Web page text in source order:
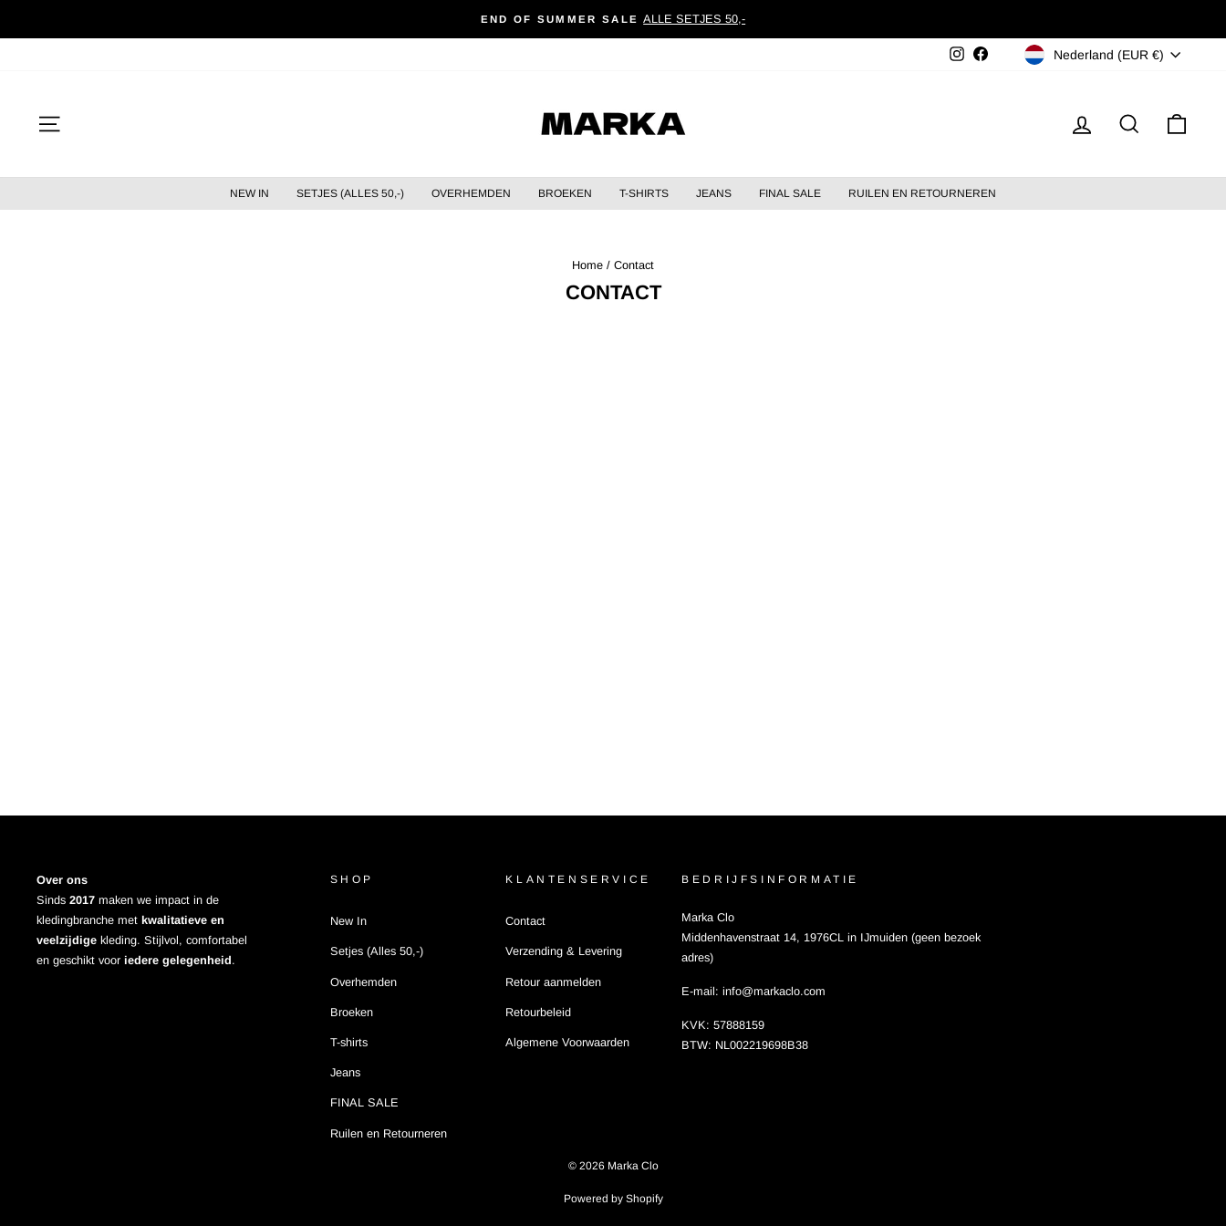
â
naar
END OF SUMMER SALE ALLE SETJES 50,-
InstagramFacebook
MUNTEENHEID
Nederland (EUR €)
Inloggen Zoeken
NEW IN SETJES (ALLES 50,-) OVERHEMDEN BROEKEN T-SHIRTS JEANS FINAL SALE RUILEN EN RETOURNEREN
Home / Contact
CONTACT
Over ons
Sinds 2017 maken we impact in de
kledingbranche met kwalitatieve en
veelzijdige kleding. Stijlvol, comfortabel
en geschikt voor iedere gelegenheid.
SHOP
New In
Setjes (Alles 50,-)
Overhemden
Broeken
T-shirts
Jeans
FINAL SALE
Ruilen en Retourneren
KLANTENSERVICE
Contact
Verzending & Levering
Retour aanmelden
Retourbeleid
Algemene Voorwaarden
BEDRIJFSINFORMATIE
Marka Clo
Middenhavenstraat 14, 1976CL in IJmuiden (geen bezoek
adres)
E-mail: info@markaclo.com
KVK: 57888159
BTW: NL002219698B38
© 2026 Marka Clo
Powered by Shopify